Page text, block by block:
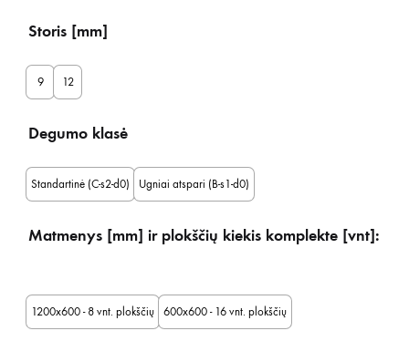
Storis [mm]
9 12
Degumo klasė
Standartinė (C-s2-d0) Ugniai atspari (B-s1-d0)
Matmenys [mm] ir plokščių kiekis komplekte [vnt]:
1200x600 - 8 vnt. plokščių 600x600 - 16 vnt. plokščių